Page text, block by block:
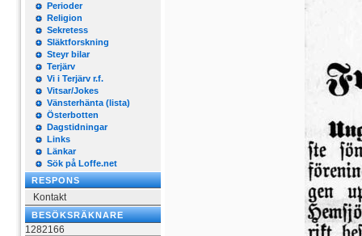
Perioder
Religion
Sekretess
Släktforskning
Steyr bilar
Terjärv
Vi i Terjärv r.f.
Vitsar/Jokes
Vänsterhänta (lista)
Österbotten
Dagstidningar
Links
Länkar
Sök på Loffe.net
RESPONS
Kontakt
BESÖKSRÄKNARE
1282166